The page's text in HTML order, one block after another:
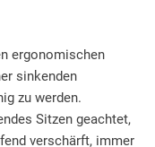
ergonomischen
sinkenden
zu werden.
Sitzen geachtet,
verschärft, immer